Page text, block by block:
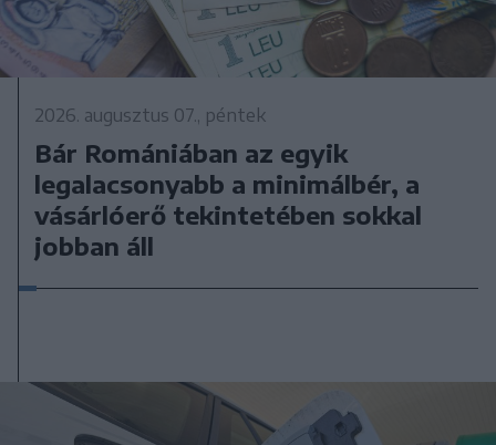
2026. augusztus 07., péntek
Bár Romániában az egyik
legalacsonyabb a minimálbér, a
vásárlóerő tekintetében sokkal
jobban áll